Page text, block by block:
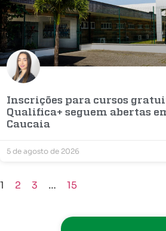
Inscrições para cursos
Qualifica+ seguem abertas
Caucaia
5 de agosto de 2026
1 2 3 … 15